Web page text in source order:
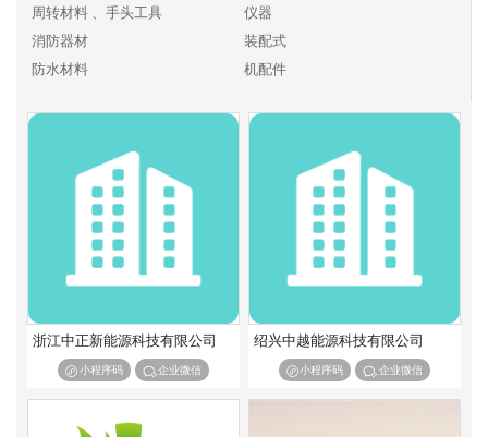
周转材料 、手头工具
仪器
消防器材
装配式
防水材料
机配件
浙江中正新能源科技有限公司
小程序码 企业微信
绍兴中越能源科技有限公司
小程序码 企业微信